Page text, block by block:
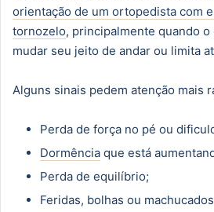
orientação de um ortopedista com
tornozelo, principalmente quando
mudar seu jeito de andar ou limita
Alguns sinais pedem atenção mais
Perda de força no pé ou
Dormência que está
Perda de equilíbrio;
Feridas, bolhas ou